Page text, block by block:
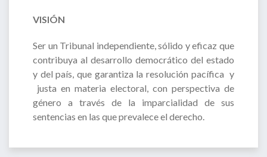
VISIÓN
Ser un Tribunal independiente, sólido y eficaz que
contribuya al desarrollo democrático del estado
y del país, que garantiza la resolución pacífica y
justa en materia electoral, con perspectiva de
género a través de la imparcialidad de sus
sentencias en las que prevalece el derecho.